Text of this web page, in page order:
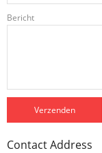
Bericht
Contact Address